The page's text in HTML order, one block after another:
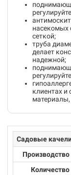
сеткой;
труба
делает
надежной;
клиентах и
Садовые
Производство
Количество